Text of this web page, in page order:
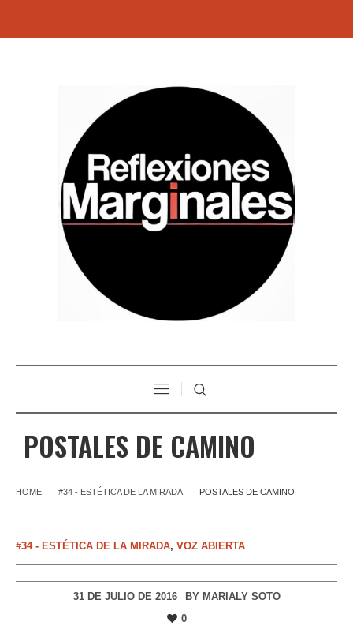
POSTALES DE CAMINO
HOME #34 - ESTÉTICA DE LA MIRADA POSTALES DE CAMINO
#34 - ESTÉTICA DE LA MIRADA, VOZ ABIERTA
31 DE JULIO DE 2016 BY MARIALY SOTO
0